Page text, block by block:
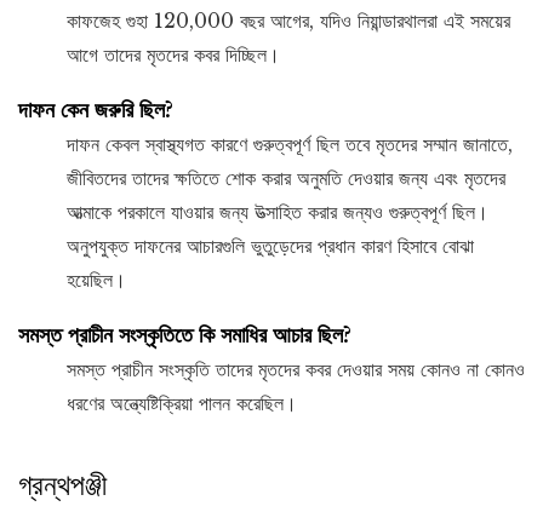
কাফজেহ গুহা 120,000 বছর আগের, যদিও নিয়ান্ডারথালরা এই সময়ের
আগে তাদের মৃতদের কবর দিচ্ছিল।
দাফন কেন জরুরি ছিল?
দাফন কেবল স্বাস্থ্যগত কারণে গুরুত্বপূর্ণ ছিল তবে মৃতদের সম্মান জানাতে,
জীবিতদের তাদের ক্ষতিতে শোক করার অনুমতি দেওয়ার জন্য এবং মৃতদের
আত্মাকে পরকালে যাওয়ার জন্য উত্সাহিত করার জন্যও গুরুত্বপূর্ণ ছিল।
অনুপযুক্ত দাফনের আচারগুলি ভুতুড়েদের প্রধান কারণ হিসাবে বোঝা
হয়েছিল।
সমস্ত প্রাচীন সংস্কৃতিতে কি সমাধির আচার ছিল?
সমস্ত প্রাচীন সংস্কৃতি তাদের মৃতদের কবর দেওয়ার সময় কোনও না কোনও
ধরণের অন্ত্যেষ্টিক্রিয়া পালন করেছিল।
গ্রন্থপঞ্জী